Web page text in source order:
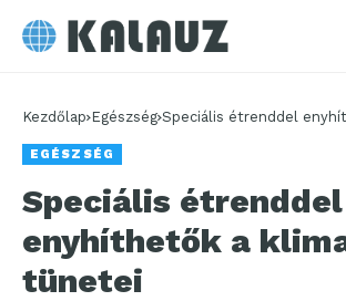
Kezdőlap Egészség Speciális étrenddel
EGÉSZSÉG
Speciális étrenddel
enyhíthetők a
tünetei